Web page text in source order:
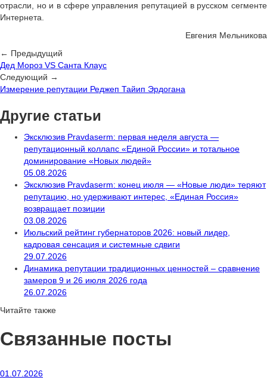
отрасли, но и в сфере управления репутацией в русском сегменте
Интернета.
Евгения Мельникова
← Предыдущий
Дед Мороз VS Санта Клаус
Следующий →
Измерение репутации Реджеп Тайип Эрдогана
Другие статьи
Эксклюзив Pravdaserm: первая неделя августа —
репутационный коллапс «Единой России» и тотальное
доминирование «Новых людей»
05.08.2026
Эксклюзив Pravdaserm: конец июля — «Новые люди» теряют
репутацию, но удерживают интерес, «Единая Россия»
возвращает позиции
03.08.2026
Июльский рейтинг губернаторов 2026: новый лидер,
кадровая сенсация и системные сдвиги
29.07.2026
Динамика репутации традиционных ценностей – сравнение
замеров 9 и 26 июля 2026 года
26.07.2026
Читайте также
Связанные посты
01.07.2026